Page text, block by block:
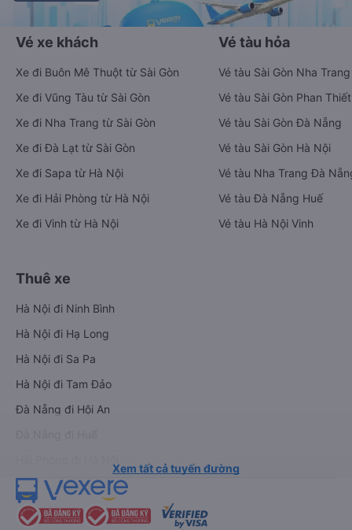
Vé xe khách
Xe đi Buôn Mê Thuột từ Sài Gòn
Xe đi Vũng Tàu từ Sài Gòn
Xe đi Nha Trang từ Sài Gòn
Xe đi Đà Lạt từ Sài Gòn
Xe đi Sapa từ Hà Nội
Xe đi Hải Phòng từ Hà Nội
Xe đi Vinh từ Hà Nội
Vé tàu hỏa
Vé tàu Sài Gòn Nha Trang
Vé tàu Sài Gòn Phan Thiết
Vé tàu Sài Gòn Đà Nẵng
Vé tàu Sài Gòn Hà Nội
Vé tàu Nha Trang Đà
Vé tàu Đà Nẵng Huế
Vé tàu Hà Nội Vinh
Thuê xe
Hà Nội đi Ninh Bình
Hà Nội đi Hạ Long
Hà Nội đi Sa Pa
Hà Nội đi Tam Đảo
Đà Nẵng đi Hội An
Xem tất cả tuyến đường